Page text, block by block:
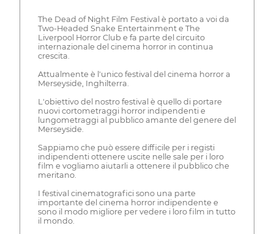
The Dead of Night Film Festival è portato a voi da
Two-Headed Snake Entertainment e The
Liverpool Horror Club e fa parte del circuito
internazionale del cinema horror in continua
crescita.
Attualmente è l'unico festival del cinema horror a
Merseyside, Inghilterra.
L'obiettivo del nostro festival è quello di portare
nuovi cortometraggi horror indipendenti e
lungometraggi al pubblico amante del genere del
Merseyside.
Sappiamo che può essere difficile per i registi
indipendenti ottenere uscite nelle sale per i loro
film e vogliamo aiutarli a ottenere il pubblico che
meritano.
I festival cinematografici sono una parte
importante del cinema horror indipendente e
sono il modo migliore per vedere i loro film in tutto
il mondo.